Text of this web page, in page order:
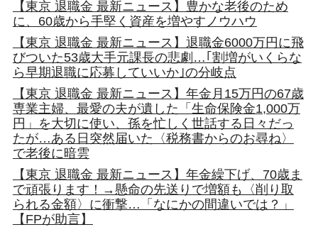
【東京 退職金 最新ニュース】豊かな老後のため
に、60歳から手堅く資産を増やすノウハウ
【東京 退職金 最新ニュース】退職金6000万円に飛
びついた53歳大手元課長の悲劇…｢割増がいくらな
ら早期退職に応募していいか｣の分岐点
【東京 退職金 最新ニュース】年金月15万円の67歳
専業主婦、最愛の夫が遺した「生命保険金1,000万
円」を大切に使い、孫を忙しく世話する日々だっ
たが…ある日突然届いた〈税務書からのお尋ね〉
で老後に暗雲
【東京 退職金 最新ニュース】年金繰下げ、70歳ま
で頑張ります！→懸命の先送りで増額も〈削り取
られる金額〉に衝撃…「なにかの間違いでは？」
【FPが助言】